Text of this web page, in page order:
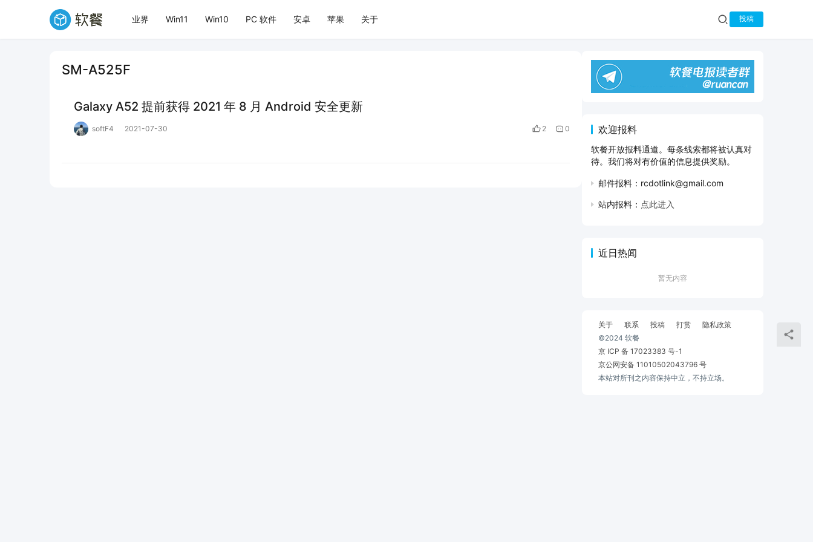
业界 Win11 Win10 PC 软件 安卓 苹果 关于 投稿
SM-A525F
Galaxy A52 提前获得 2021 年 8 月 Android 安全更新
softF4 2021-07-30 2 0 欢迎报料
软餐开放报料通道。每条线索都将被认真对
待。我们将对有价值的信息提供奖励。
邮件报料：rcdotlink@gmail.com
站内报料： 点此进入
近日热闻
暂无内容
关于 联系 投稿 打赏
隐私政策
©2024 软餐
京 ICP 备 17023383 号-1
京公网安备 11010502043796 号
本站对所刊之内容保持中立，不持立场。